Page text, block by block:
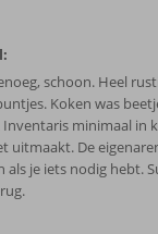
schoon. Heel
Koken was
minimaal in
uitmaakt. De
als je iets nodig hebt.